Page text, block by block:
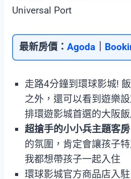
最新房價： Agoda｜
走路4分鐘到環球影城!
之外，還可以看到遊樂
排環遊影城首選的大阪
超搶手的小小兵主題客房
的氛圍，肯定會讓孩子
我都想帶孩子一起入住
環球影城官方商品店入